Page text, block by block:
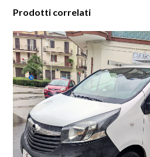
Prodotti correlati